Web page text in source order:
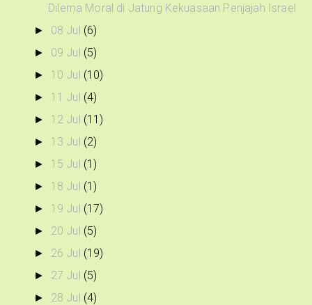
Dilema Moral di Jatung Kekuasaan Penjajah Israel
► 08 Jul (6)
► 09 Jul (5)
► 10 Jul (10)
► 11 Jul (4)
► 12 Jul (11)
► 13 Jul (2)
► 15 Jul (1)
► 18 Jul (1)
► 19 Jul (17)
► 20 Jul (5)
► 26 Jul (19)
► 27 Jul (5)
► 28 Jul (4)